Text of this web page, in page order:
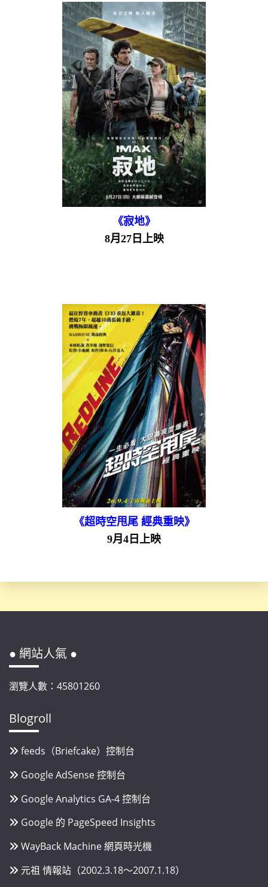
《寂地》
8月27日上映
《超時空甩尾 經典重映》
9月4日上映
● 網站人氣 ●
瀏覽人數：45801260
Blogroll
feeds（Briefcake）控制台
Google AdSense 控制台
Google Analytics GA-4 控制台
Google 的 PageSpeed Insights
WayBack Machine 網頁時光機
元祖 情報站（2002.3.18～2007.1.18）